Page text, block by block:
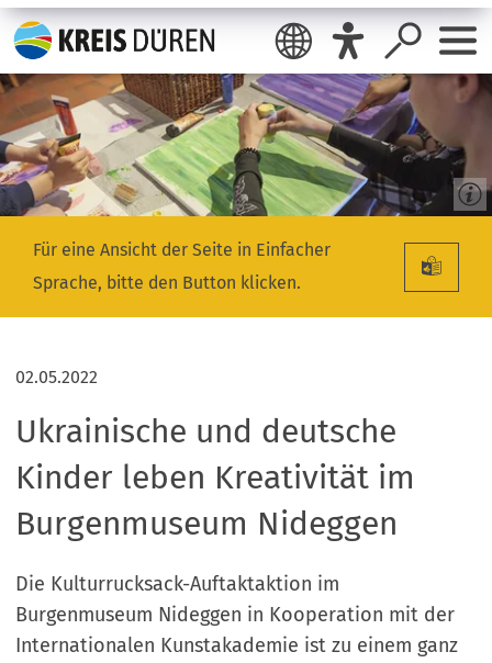
Für eine Ansicht der Seite in Einfacher
Sprache, bitte den Button klicken.
02.05.2022
Ukrainische und deutsche
Kinder leben Kreativität im
Burgenmuseum Nideggen
Die Kulturrucksack-Auftaktaktion im
Burgenmuseum Nideggen in Kooperation mit der
Internationalen Kunstakademie ist zu einem ganz